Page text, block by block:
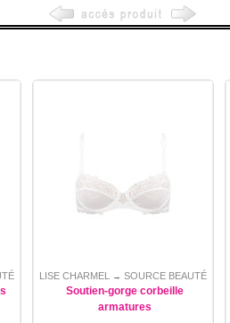
LISE CHARMEL → SOURCE BEAUTÉ
Soutien-gorge corbeille
armatures